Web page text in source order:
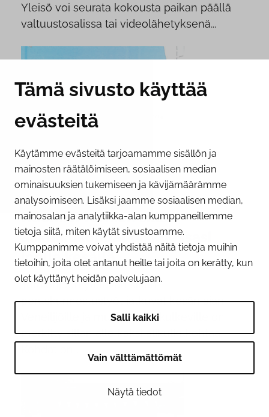
Tämä sivusto käyttää
evästeitä
Käytämme evästeitä tarjoamamme sisällön ja
mainosten räätälöimiseen, sosiaalisen median
ominaisuuksien tukemiseen ja kävijämäärämme
analysoimiseen. Lisäksi jaamme sosiaalisen median,
mainosalan ja analytiikka-alan kumppaneillemme
tietoja siitä, miten käytät sivustoamme.
Kumppanimme voivat yhdistää näitä tietoja muihin
tietoihin, joita olet antanut heille tai joita on kerätty, kun
olet käyttänyt heidän palvelujaan.
Salli kaikki
Vain välttämättömät
Näytä tiedot
Yleisö voi seurata kokousta paikan päällä
valtuustosalissa tai videolähetyksenä...
09.06.2026
Huomioi Tornion sillan
alikulkukohdat liikkuessasi
joella kesällä
Tornionjoen ylittävän sillan
peruskunnostustyöt jatkuvat kesän ajan.
Veneilijöille ja muille joella kulkeville on
merkitty sillan alle kaksi alikulkukohtaa.